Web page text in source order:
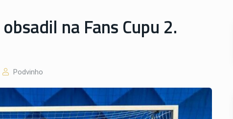
na Fans Cupu 2.
Podvinho